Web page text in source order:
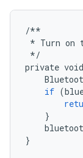
/**
* Turn on
*/
private void
if (
}
}